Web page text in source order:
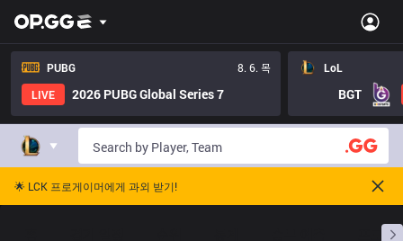
PUBG
8. 6. 목
LIVE
2026 PUBG Global Series 7
LoL
BGT
🌟 LCK 프로게이머에게 과외 받기!
프로빌